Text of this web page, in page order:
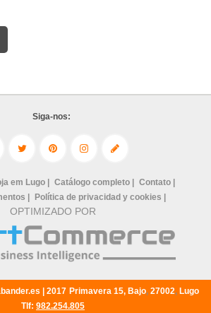
Siga-nos:
em Lugo | Catálogo completo |
Contato |
|
Política de privacidad y cookies |
OPTIMIZADO POR
| 2017 Primavera 15, Bajo, 27002, Lugo
Tlf: 982.254.805